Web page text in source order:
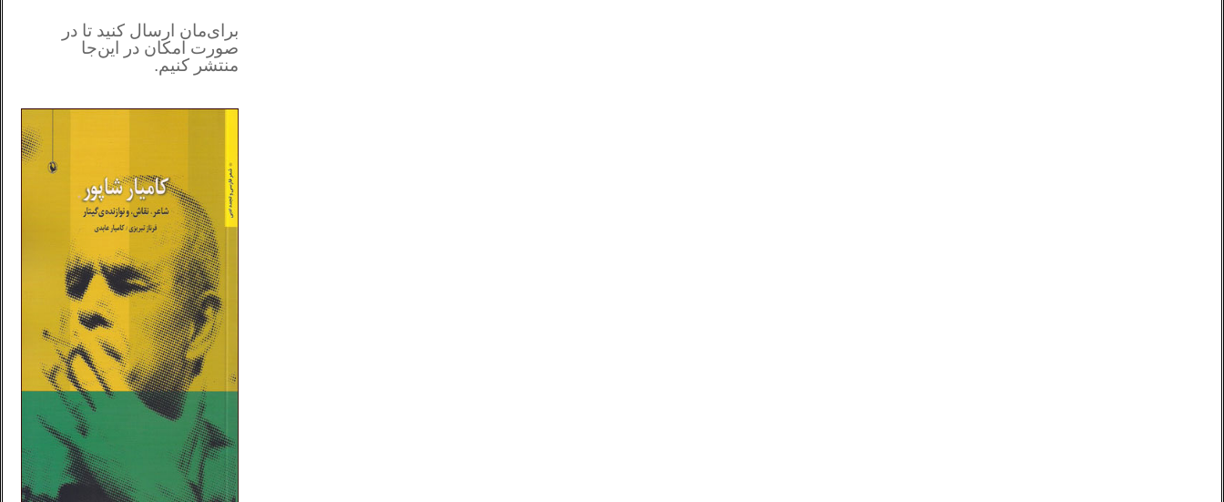
برای‌مان ارسال کنید تا در
صورت امکان در این‌جا
منتشر کنیم.